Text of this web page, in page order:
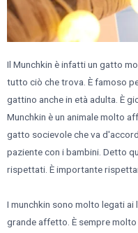
Il Munchkin è infatti un gatto
tutto ciò che trova. È famoso
gattino anche in età adulta. È
Munchkin è un animale molto
gatto socievole che va
paziente con i bambini. Detto
rispettati. È importante
I munchkin sono molto legati
grande affetto. È sempre